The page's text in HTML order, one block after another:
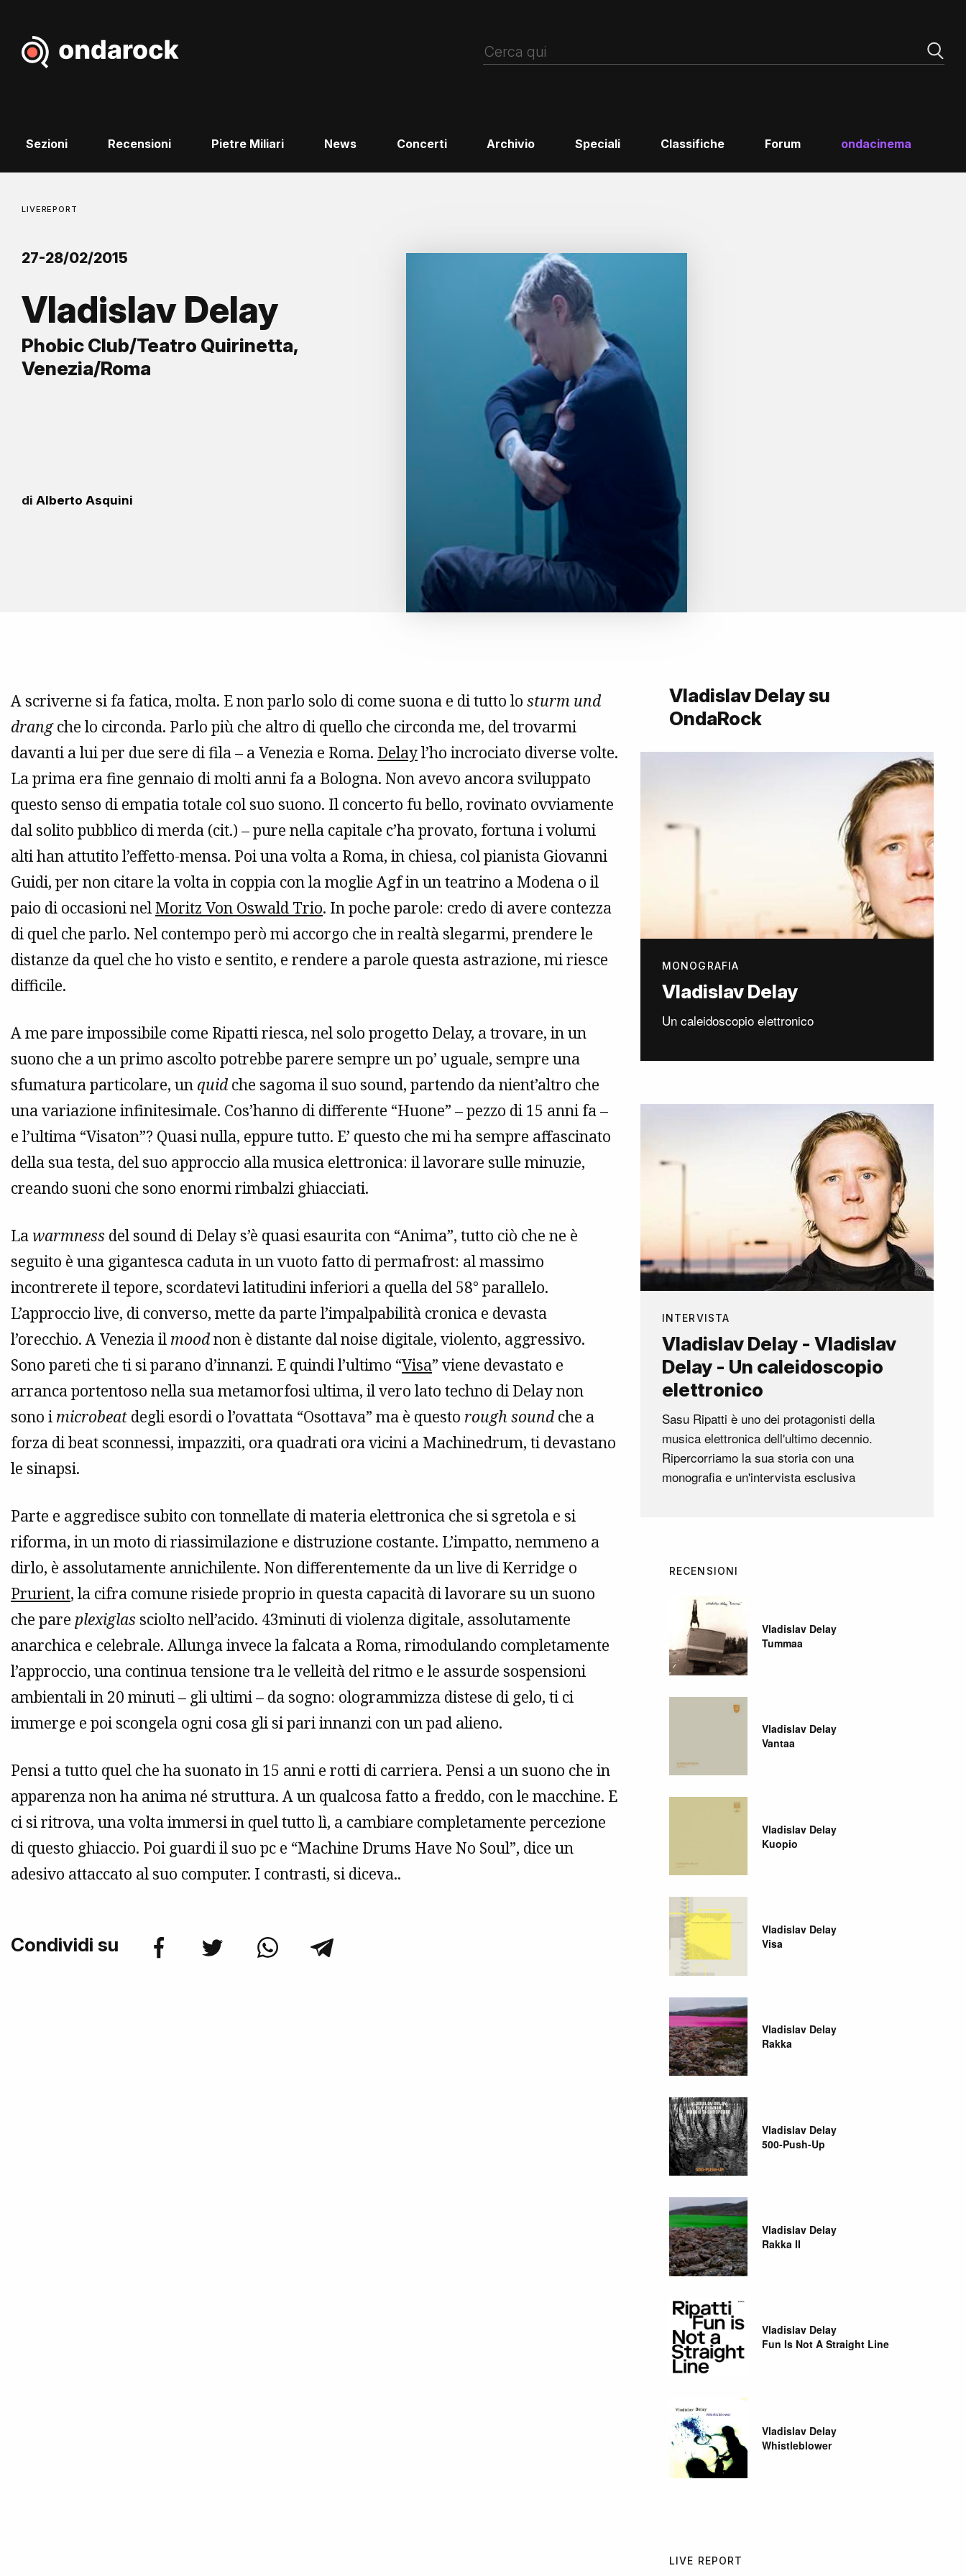
Sezioni Recensioni Pietre Miliari News Concerti Archivio Speciali Classifiche Forum ondacinema
LIVEREPORT
27-28/02/2015
Vladislav Delay
Phobic Club/Teatro Quirinetta,
Venezia/Roma
di Alberto Asquini
A scriverne si fa fatica, molta. E non parlo solo di come suona e di tutto lo sturm und
drangche lo circonda. Parlo più che altro di quello che circonda me, del trovarmi
davanti a lui per due sere di fila – a Venezia e Roma. Delayl’ho incrociato diverse volte.
La prima era fine gennaio di molti anni fa a Bologna. Non avevo ancora sviluppato
questo senso di empatia totale col suo suono. Il concerto fu bello, rovinato ovviamente
dal solito pubblico di merda (cit.) – pure nella capitale c’ha provato, fortuna i volumi
alti han attutito l’effetto-mensa. Poi una volta a Roma, in chiesa, col pianista Giovanni
Guidi, per non citare la volta in coppia con la moglie Agf in un teatrino a Modena o il
paio di occasioni nelMoritz Von Oswald Trio. In poche parole: credo di avere contezza
di quel che parlo. Nel contempo però mi accorgo che in realtà slegarmi, prendere le
distanze da quel che ho visto e sentito, e rendere a parole questa astrazione, mi riesce
difficile.
A me pare impossibile come Ripatti riesca, nel solo progetto Delay, a trovare, in un
suono che a un primo ascolto potrebbe parere sempre un po’ uguale, sempre una
sfumatura particolare, un quidche sagoma il suo sound, partendo da nient’altro che
una variazione infinitesimale. Cos’hanno di differente “Huone” – pezzo di 15 anni fa –
e l’ultima “Visaton”? Quasi nulla, eppure tutto. E’ questo che mi ha sempre affascinato
della sua testa, del suo approccio alla musica elettronica: il lavorare sulle minuzie,
creando suoni che sono enormi rimbalzi ghiacciati.
La warmness del sound di Delay s’è quasi esaurita con “Anima”, tutto ciò che ne è
seguito è una gigantesca caduta in un vuoto fatto di permafrost: al massimo
incontrerete il tepore, scordatevi latitudini inferiori a quella del 58° parallelo.
L’approccio live, di converso, mette da parte l’impalpabilità cronica e devasta
l’orecchio. A Venezia il moodnon è distante dal noise digitale, violento, aggressivo.
Sono pareti che ti si parano d’innanzi. E quindi l’ultimo “Visa” viene devastato e
arranca portentoso nella sua metamorfosi ultima, il vero lato techno di Delay non
sono i microbeat degli esordi o l’ovattata “Osottava” ma è questo rough soundche a
forza di beat sconnessi, impazziti, ora quadrati ora vicini a Machinedrum, ti devastano
le sinapsi.
Parte e aggredisce subito con tonnellate di materia elettronica che si sgretola e si
riforma, in un moto di riassimilazione e distruzione costante. L’impatto, nemmeno a
dirlo, è assolutamente annichilente. Non differentemente da un live di Kerridge o
Prurient, la cifra comune risiede proprio in questa capacità di lavorare su un suono
che pare plexiglas sciolto nell’acido. 43minuti di violenza digitale, assolutamente
anarchica e celebrale. Allunga invece la falcata a Roma, rimodulando completamente
l’approccio, una continua tensione tra le velleità del ritmo e le assurde sospensioni
ambientali in 20 minuti – gli ultimi – da sogno: ologrammizza distese di gelo, ti ci
immerge e poi scongela ogni cosa gli si pari innanzi con un pad alieno.
Pensi a tutto quel che ha suonato in 15 anni e rotti di carriera. Pensi a un suono che in
apparenza non ha anima né struttura. A un qualcosa fatto a freddo, con le macchine. E
ci si ritrova, una volta immersi in quel tutto lì, a cambiare completamente percezione
di questo ghiaccio. Poi guardi il suo pc e “Machine Drums Have No Soul”, dice un
adesivo attaccato al suo computer. I contrasti, si diceva..
Condividi su
Vladislav Delay su
OndaRock
MONOGRAFIA
Vladislav Delay
Un caleidoscopio elettronico
INTERVISTA
Vladislav Delay - Vladislav
Delay - Un caleidoscopio
elettronico
Sasu Ripatti è uno dei protagonisti della
musica elettronica dell'ultimo decennio.
Ripercorriamo la sua storia con una
monografia e un'intervista esclusiva
RECENSIONI
Vladislav Delay
Tummaa
Vladislav Delay
Vantaa
Vladislav Delay
Kuopio
Vladislav Delay
Visa
Vladislav Delay
Rakka
Vladislav Delay
500-Push-Up
Vladislav Delay
Rakka II
Vladislav Delay
Fun Is Not A Straight Line
Vladislav Delay
Whistleblower
LIVE REPORT